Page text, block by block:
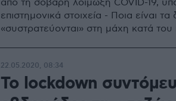
από τη σοβαρή λοίμωξη COVID-19,
επιστημονικά στοιχεία - Ποια είναι
«συστρατεύονται» στη μάχη κατά
Το lockdown
22.05.2020, 08:34